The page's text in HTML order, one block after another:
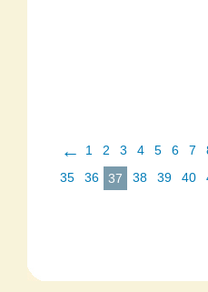
← 1 2 3 4 5 6 7
35
36 37 38 39 40